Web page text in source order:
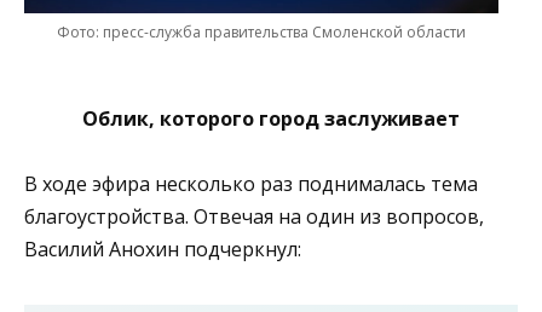
Фото: пресс-служба правительства Смоленской области
Облик, которого город заслуживает
В ходе эфира несколько раз поднималась тема
благоустройства. Отвечая на один из вопросов,
Василий Анохин подчеркнул: